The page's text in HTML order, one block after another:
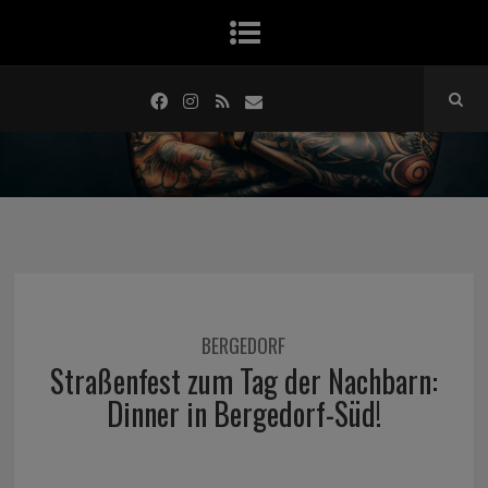
BERGEDORF
Straßenfest zum Tag der Nachbarn:
Dinner in Bergedorf-Süd!